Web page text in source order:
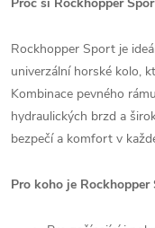
Rockhopper Sport je
univerzální horské kolo,
Kombinace pevného
hydraulických brzd a
bezpečí a komfort v
Pro koho je Rockhopper